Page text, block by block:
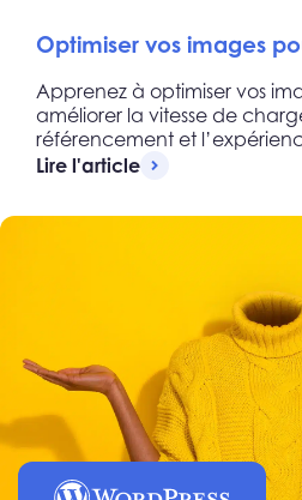
Optimiser vos images
Apprenez à optimiser vos
améliorer la vitesse de
référencement et
Lire l'article